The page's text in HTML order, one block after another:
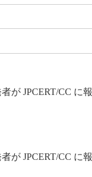
JPCERT/CC に
JPCERT/CC に